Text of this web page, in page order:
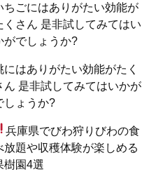
ちごにはありがたい効能が
くさん 是非試してみてはい
がでしょうか?
にはありがたい効能がたく
ん 是非試してみてはいかが
しょうか?
兵庫県でびわ狩り びわの食
放題や収穫体験が楽しめる
樹園4選